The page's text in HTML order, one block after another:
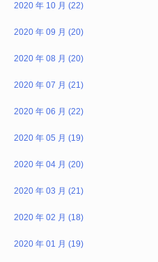
2020 年 10 月 (22)
2020 年 09 月 (20)
2020 年 08 月 (20)
2020 年 07 月 (21)
2020 年 06 月 (22)
2020 年 05 月 (19)
2020 年 04 月 (20)
2020 年 03 月 (21)
2020 年 02 月 (18)
2020 年 01 月 (19)